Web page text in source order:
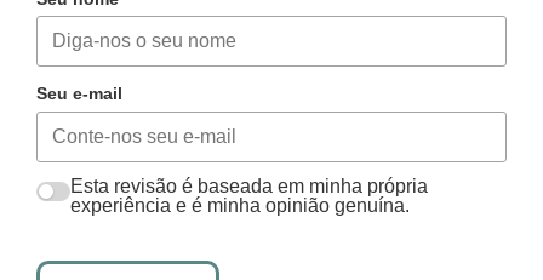
Seu e-mail
Esta revisão é baseada em minha própria
experiência e é minha opinião genuína.